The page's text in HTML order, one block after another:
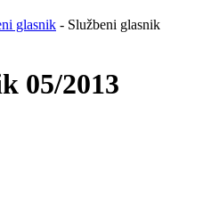
glasnik - Službeni glasnik
05/2013